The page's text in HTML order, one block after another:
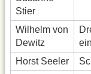
Stier
Wilhelm von
Dewitz
Horst Seeler